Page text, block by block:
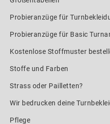
Probieranzüge für
Probieranzüge für Basic
Kostenlose Stoffmuster
Stoffe und Farben
Strass oder Pailletten?
Wir bedrucken deine
Pflege